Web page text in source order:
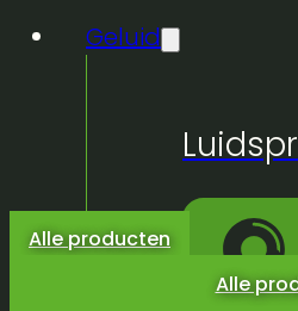
Alle
producten
winkelwagen.
Geluid
Alle producten